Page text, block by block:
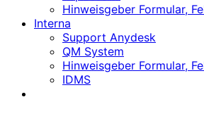
Hinweisgeber Formular,
Interna
Support Anydesk
QM System
Hinweisgeber Formular,
IDMS